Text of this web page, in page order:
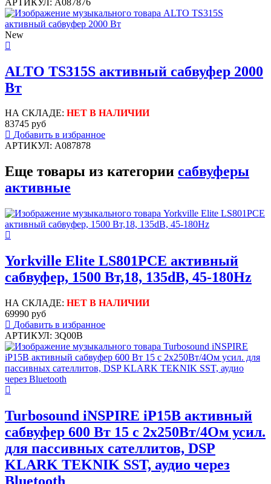
New
ALTO TS315S активный сабвуфер 2000
Вт
НА СКЛАДЕ: НЕТ В НАЛИЧИИ
83745 руб
Добавить в избранное
АРТИКУЛ: A087878
Еще товары из категории сабвуферы
активные
Yorkville Elite LS801PCE активный
сабвуфер, 1500 Вт,18, 135dB, 45-180Hz
НА СКЛАДЕ: НЕТ В НАЛИЧИИ
69990 руб
Добавить в избранное
АРТИКУЛ: 3Q00B
Turbosound iNSPIRE iP15B активный
сабвуфер 600 Вт 15 с 2х250Вт/4Ом усил.
для пассивных сателлитов, DSP
KLARK TEKNIK SST, аудио через